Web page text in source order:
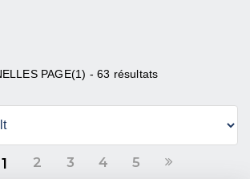
PAGE(1) - 63 résultats
1 2 3 4 5